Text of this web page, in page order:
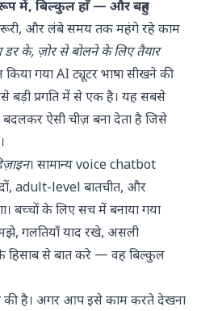
में, बिल्कुल हाँ — और बहुत
और लंबे समय तक महंगे रहे काम
डर के, ज़ोर से बोलने के लिए तैयार
गया AI ट्यूटर भाषा सीखने की
बड़ी प्रगति में से एक है। यह सबसे
ऐसी चीज़ बना देता है जिसे
। सामान्य voice chatbot
adult-level बातचीत, और
बच्चों के लिए सच में बनाया गया
गलतियाँ याद रखे, असली
से बात करे — वह बिल्कुल
की है। अगर आप इसे काम करते देखना